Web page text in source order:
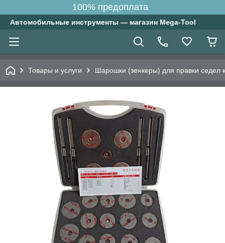
100% предоплата
Автомобильные инструменты — магазин Mega-Tool
Товары и услуги Шарошки (зенкеры) для правки седел